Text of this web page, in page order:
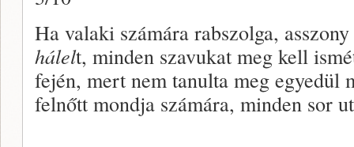
Ha valaki számára rabszolga,
hálelt, minden szavukat meg kell
fején, mert nem tanulta meg egyedül
felnőtt mondja számára, minden sor